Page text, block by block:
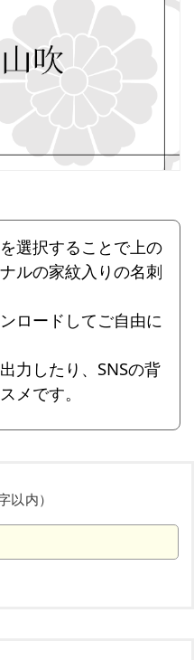
選択することで上の
ルの家紋入りの名刺
ロードしてご自由に
力したり、SNSの背
メです。
内）